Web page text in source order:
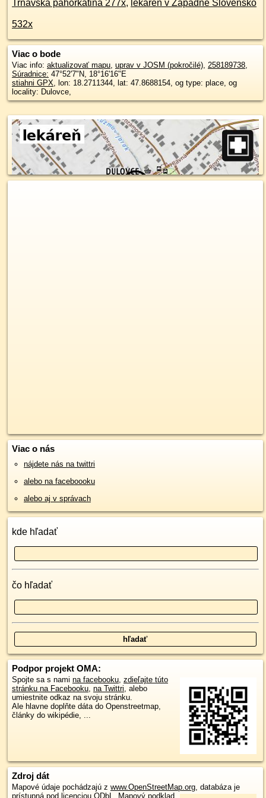
Trnavská pahorkatina 277x, lekáreň v Západné Slovensko
532x
Viac o bode
Viac info: aktualizovať mapu, uprav v JOSM (pokročilé), 258189738,
Súradnice: 47°52'7"N, 18°16'16"E
stiahni GPX, lon: 18.2711344, lat: 47.8688154, og type: place, og
locality: Dulovce,
Viac o nás
nájdete nás na twittri
alebo na faceboooku
alebo aj v správach
kde hľadať
čo hľadať
Podpor projekt OMA:
Spojte sa s nami na facebooku, zdieľajte túto
stránku na Facebooku, na Twittri, alebo
umiestnite odkaz na svoju stránku.
Ale hlavne doplňte dáta do Openstreetmap,
články do wikipédie, ...
Zdroj dát
Mapové údaje pochádzajú z www.OpenStreetMap.org , databáza je
prístupná pod licenciou ODbL Mapový podklad